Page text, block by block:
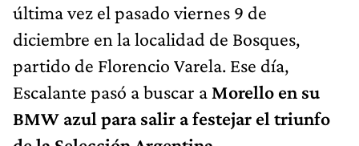
última vez el pasado viernes 9 de
diciembre en la localidad de Bosques,
partido de Florencio Varela. Ese día,
Escalante pasó a buscar a Morello en su
BMW azul para salir a festejar el triunfo